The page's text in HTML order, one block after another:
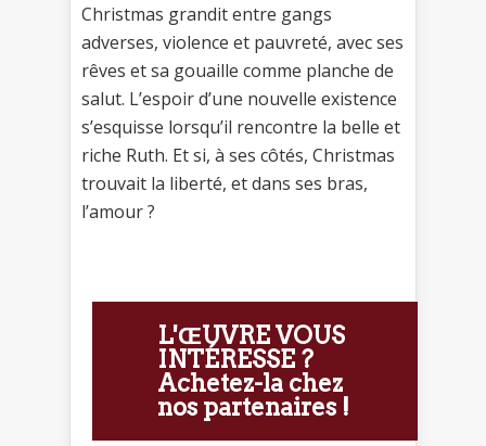
Christmas grandit entre gangs
adverses, violence et pauvreté, avec ses
rêves et sa gouaille comme planche de
salut. L’espoir d’une nouvelle existence
s’esquisse lorsqu’il rencontre la belle et
riche Ruth. Et si, à ses côtés, Christmas
trouvait la liberté, et dans ses bras,
l’amour ?
L'ŒUVRE VOUS
INTÉRESSE ?
Achetez-la chez
nos partenaires !